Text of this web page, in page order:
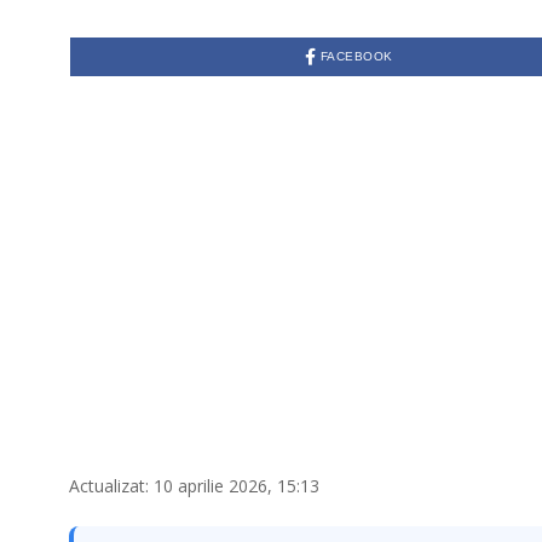
FACEBOOK
Actualizat: 10 aprilie 2026, 15:13